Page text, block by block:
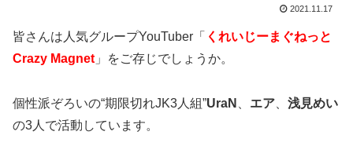
2021.11.17
皆さんは人気グループYouTuber「 くれいじーまぐねっと
Crazy Magnet 」をご存じでしょうか。
個性派ぞろいの“期限切れJK3人組”UraN エア
浅見めい
の3人で活動しています。